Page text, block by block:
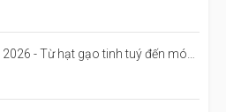
tinh tuý đến món quà sang trọng, trọn vị đoàn viên